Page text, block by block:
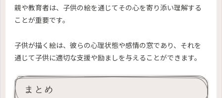
親や教育者は、子供の絵を通じてその心を寄り添い理解する
ことが重要です。
子供が描く絵は、彼らの心理状態や感情の窓であり、それを
通じて子供に適切な支援や励ましを与えることができます。
まとめ